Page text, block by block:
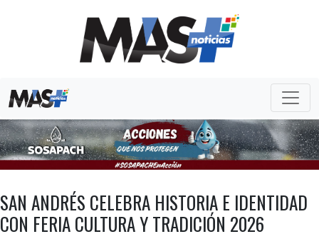
SAN ANDRÉS CELEBRA HISTORIA E IDENTIDAD
CON FERIA CULTURA Y TRADICIÓN 2026